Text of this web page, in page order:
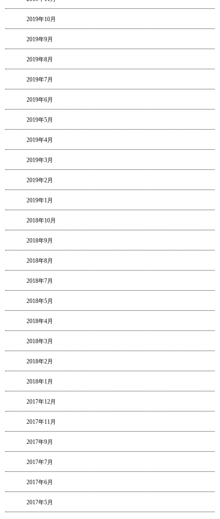
2019年10月
2019年9月
2019年8月
2019年7月
2019年6月
2019年5月
2019年4月
2019年3月
2019年2月
2019年1月
2018年10月
2018年9月
2018年8月
2018年7月
2018年5月
2018年4月
2018年3月
2018年2月
2018年1月
2017年12月
2017年11月
2017年9月
2017年7月
2017年6月
2017年5月